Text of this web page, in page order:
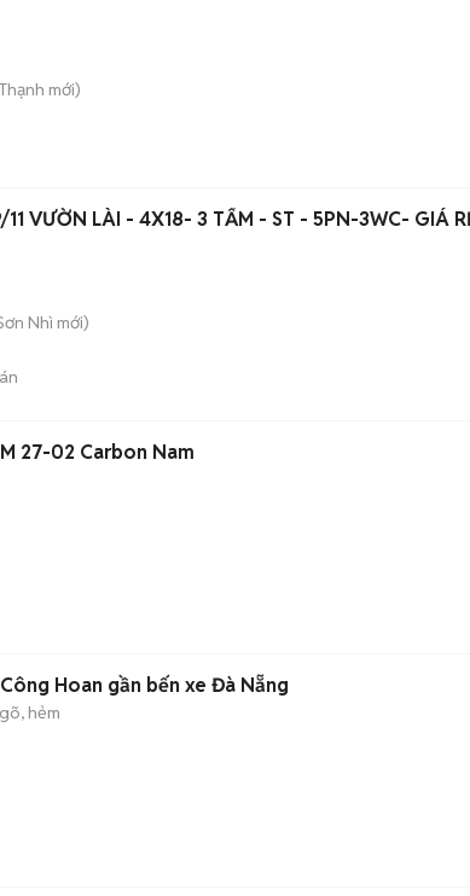
mới)
VƯỜN LÀI - 4X18- 3 TẤM - ST - 5PN-3WC- GIÁ
Nhì mới)
27-02 Carbon Nam
Hoan gần bến xe Đà Nẵng
hẻm